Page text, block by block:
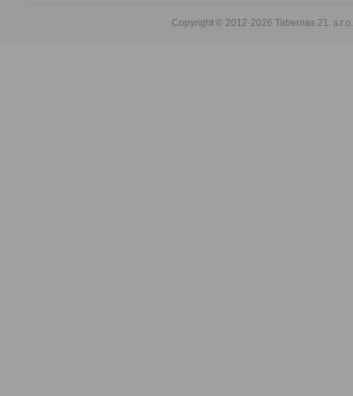
Copyright © 2012-2026 Tabernas 21, s.r.o.